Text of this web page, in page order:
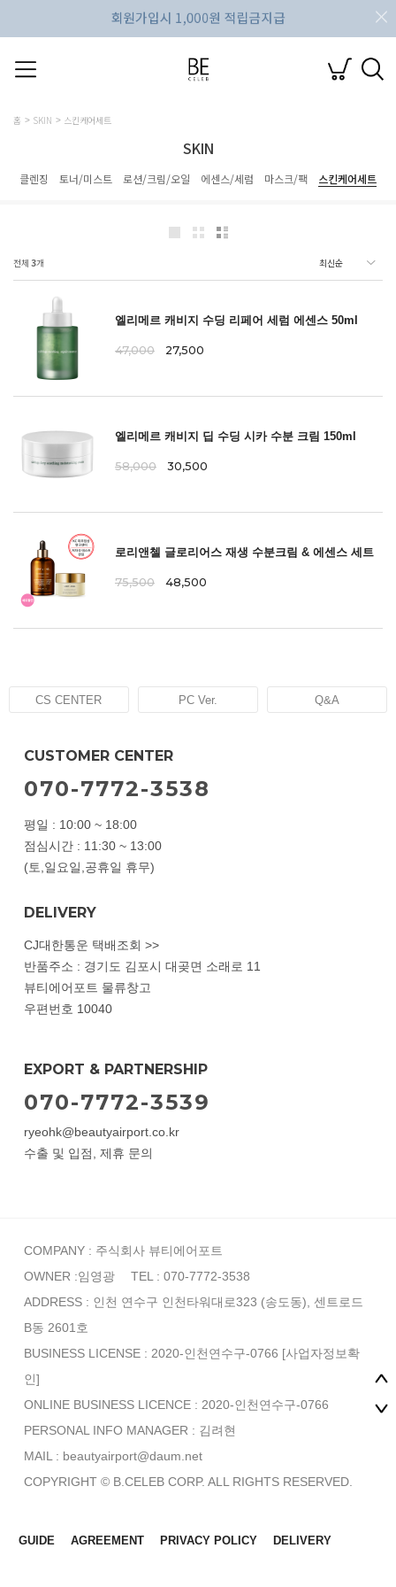
홈 SKIN 스킨케어세트
SKIN
클렌징 토너/미스트 로션/크림/오일 에센스/세럼 마스크/팩 스킨케어세트
전체 3개
엘리메르 캐비지 수딩 리페어 세럼 에센스 50ml
47,000 27,500
엘리메르 캐비지 딥 수딩 시카 수분 크림 150ml
58,000 30,500
로리앤첼 글로리어스 재생 수분크림 & 에센스 세트
75,500 48,500
CS CENTER PC Ver. Q&A
CUSTOMER CENTER
070-7772-3538
평일 : 10:00 ~ 18:00
점심시간 : 11:30 ~ 13:00
(토,일요일,공휴일 휴무)
DELIVERY
CJ대한통운 택배조회 >>
반품주소 : 경기도 김포시 대곶면 소래로 11
뷰티에어포트 물류창고
우편번호 10040
EXPORT & PARTNERSHIP
070-7772-3539
ryeohk@beautyairport.co.kr
수출 및 입점, 제휴 문의
COMPANY : 주식회사 뷰티에어포트
OWNER :임영광
TEL : 070-7772-3538
ADDRESS : 인천 연수구 인천타워대로323 (송도동), 센트로드
B동 2601호
BUSINESS LICENSE : 2020-인천연수구-0766 [사업자정보확
인]
ONLINE BUSINESS LICENCE : 2020-인천연수구-0766
PERSONAL INFO MANAGER : 김려현
MAIL : beautyairport@daum.net
COPYRIGHT © B.CELEB CORP. ALL RIGHTS RESERVED.
GUIDE AGREEMENT PRIVACY POLICY DELIVERY